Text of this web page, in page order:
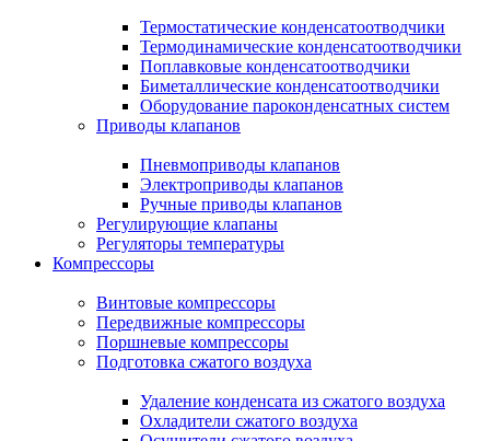
Термостатические конденсатоотводчики
Термодинамические конденсатоотводчики
Поплавковые конденсатоотводчики
Биметаллические конденсатоотводчики
Оборудование пароконденсатных систем
Приводы клапанов
Пневмоприводы клапанов
Электроприводы клапанов
Ручные приводы клапанов
Регулирующие клапаны
Регуляторы температуры
Компрессоры
Винтовые компрессоры
Передвижные компрессоры
Поршневые компрессоры
Подготовка сжатого воздуха
Удаление конденсата из сжатого воздуха
Охладители сжатого воздуха